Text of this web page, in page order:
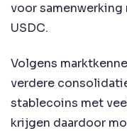
voor samenwerking
USDC.
Volgens
verdere
stablecoins met
krijgen daardoor